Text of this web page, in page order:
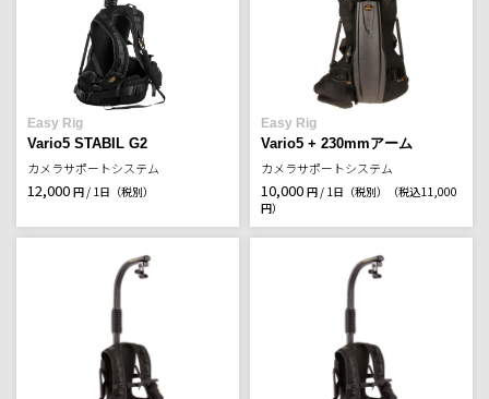
Easy Rig
Vario5 STABIL G2
カメラサポートシステム
12,000 円 / 1日（税別）
Easy Rig
Vario5 + 230mmアーム
カメラサポートシステム
10,000 円 / 1日（税別）
（税込11,000
円）